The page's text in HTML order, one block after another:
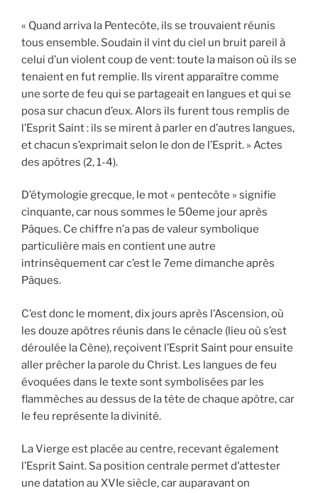
« Quand arriva la Pentecôte, ils se trouvaient réunis
tous ensemble. Soudain il vint du ciel un bruit pareil à
celui d’un violent coup de vent: toute la maison où ils se
tenaient en fut remplie. Ils virent apparaître comme
une sorte de feu qui se partageait en langues et qui se
posa sur chacun d’eux. Alors ils furent tous remplis de
l’Esprit Saint : ils se mirent à parler en d’autres langues,
et chacun s’exprimait selon le don de l’Esprit. » Actes
des apôtres (2, 1-4).
D’étymologie grecque, le mot « pentecôte » signifie
cinquante, car nous sommes le 50eme jour après
Pâques. Ce chiffre n’a pas de valeur symbolique
particulière mais en contient une autre
intrinsèquement car c’est le 7eme dimanche après
Pâques.
C’est donc le moment, dix jours après l’Ascension, où
les douze apôtres réunis dans le cénacle (lieu où s’est
déroulée la Cène), reçoivent l’Esprit Saint pour ensuite
aller prêcher la parole du Christ. Les langues de feu
évoquées dans le texte sont symbolisées par les
flammèches au dessus de la tête de chaque apôtre, car
le feu représente la divinité.
La Vierge est placée au centre, recevant également
l’Esprit Saint. Sa position centrale permet d’attester
une datation au XVIe siècle, car auparavant on